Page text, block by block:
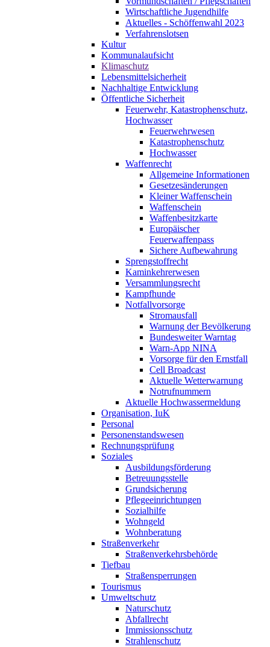
Wirtschaftliche Jugendhilfe
Aktuelles - Schöffenwahl 2023
Verfahrenslotsen
Kultur
Kommunalaufsicht
Klimaschutz
Lebensmittelsicherheit
Nachhaltige Entwicklung
Öffentliche Sicherheit
Feuerwehr, Katastrophenschutz,
Hochwasser
Feuerwehrwesen
Katastrophenschutz
Hochwasser
Waffenrecht
Allgemeine Informationen
Gesetzesänderungen
Kleiner Waffenschein
Waffenschein
Waffenbesitzkarte
Europäischer
Feuerwaffenpass
Sichere Aufbewahrung
Sprengstoffrecht
Kaminkehrerwesen
Versammlungsrecht
Kampfhunde
Notfallvorsorge
Stromausfall
Warnung der Bevölkerung
Bundesweiter Warntag
Warn-App NINA
Vorsorge für den Ernstfall
Cell Broadcast
Aktuelle Wetterwarnung
Notrufnummern
Aktuelle Hochwassermeldung
Organisation, IuK
Personal
Personenstandswesen
Rechnungsprüfung
Soziales
Ausbildungsförderung
Betreuungsstelle
Grundsicherung
Pflegeeinrichtungen
Sozialhilfe
Wohngeld
Wohnberatung
Straßenverkehr
Straßenverkehrsbehörde
Tiefbau
Straßensperrungen
Tourismus
Umweltschutz
Naturschutz
Abfallrecht
Immissionsschutz
Strahlenschutz